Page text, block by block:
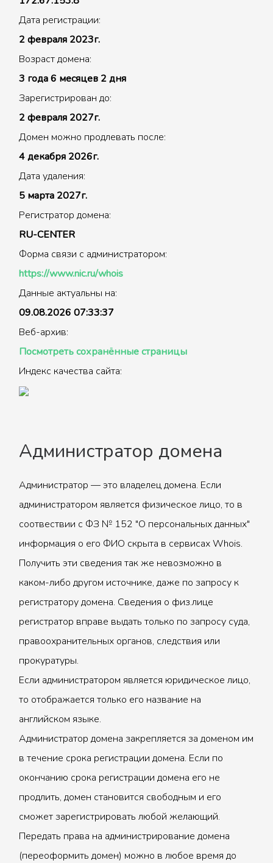
Дата регистрации:
2 февраля 2023г.
Возраст домена:
3 года 6 месяцев 2 дня
Зарегистрирован до:
2 февраля 2027г.
Домен можно продлевать после:
4 декабря 2026г.
Дата удаления:
5 марта 2027г.
Регистратор домена:
RU-CENTER
Форма связи с администратором:
https://www.nic.ru/whois
Данные актуальны на:
09.08.2026 07:33:37
Веб-архив:
Посмотреть сохранённые страницы
Индекс качества сайта:
Администратор домена
Администратор — это владелец домена. Если
администратором является физическое лицо, то в
соотвествии с ФЗ № 152 "О персональных данных"
информация о его ФИО скрыта в сервисах Whois.
Получить эти сведения так же невозможно в
каком-либо другом источнике, даже по запросу к
регистратору домена. Сведения о физ.лице
регистратор вправе выдать только по запросу суда,
правоохранительных органов, следствия или
прокуратуры.
Если администратором является юридическое лицо,
то отображается только его название на
английском языке.
Администратор домена закрепляется за доменом им
в течение срока регистрации домена. Если по
окончанию срока регистрации домена его не
продлить, домен становится свободным и его
сможет зарегистрировать любой желающий.
Передать права на администрирование домена
(переоформить домен) можно в любое время до